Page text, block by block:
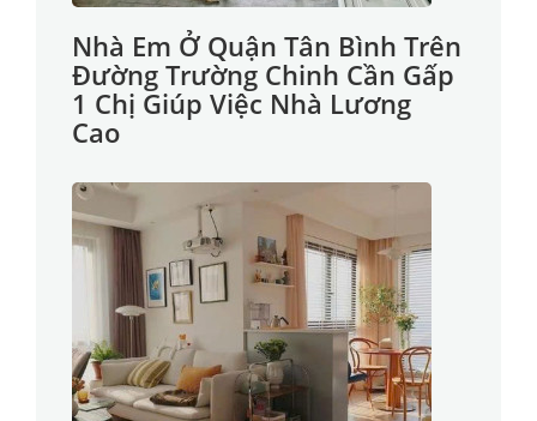
Nhà Em Ở Quận Tân Bình Trên
Đường Trường Chinh Cần Gấp
1 Chị Giúp Việc Nhà Lương
Cao